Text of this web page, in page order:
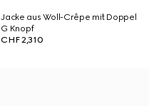
Jacke aus Woll-Crêpe mit Doppel
G Knopf
CHF 2,310